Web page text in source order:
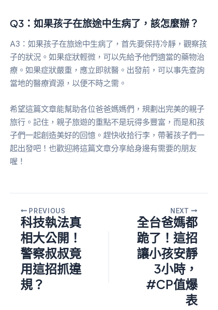
Q3：如果孩子在旅途中生病了，該怎麼辦？
A3：如果孩子在旅途中生病了，首先要保持冷靜，觀察孩
子的狀況。如果症狀輕微，可以先給予他們適當的藥物治
療。如果症狀嚴重，應立即就醫。出發前，可以事先查詢
當地的醫療資源，以便不時之需。
希望這篇文章能幫助各位爸爸媽媽們，規劃出完美的親子
旅行。記住，親子旅遊的重點不是玩得多豐富，而是和孩
子們一起創造美好的回憶。趕快收拾行李，帶著孩子們一
起出發吧！也歡迎將這篇文章分享給身邊有需要的朋友
喔！
PREVIOUS
科技執法真
相大公開！
警察叔叔竟
用這招抓違
規？
NEXT
全台爸媽都
跪了！這招
讓小孩安靜
3小時，
#CP值爆
表